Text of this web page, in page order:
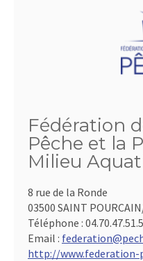
Fédération
Pêche et la
Milieu
8 rue de la Ronde
03500 SAINT
Téléphone :
Email :
http://www.federation-